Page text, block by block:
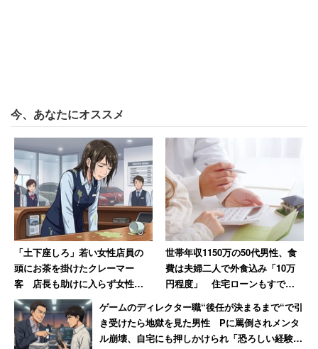
すでに達観の域に入った女子たちは、「30過ぎるとどうで
もよくなる」「いつも一人だから関係なく」といった戒め
も。 一人で”ケーキバイキング”やキタサンブラックが引退
するイブの”有馬記念が待ち遠しい馬女”など、クリぼっち
満喫派の声もあった。 【→詳しく見る】
3割の女子が「クリスマスに残業しても
OK」 残業を断る女子に冷たい声も
イブとクリスマスが平日だった2年前に遡ってみよう。ツ
今、あなたにオススメ
「土下座しろ」若い女性店員の
頭にお茶を掛けたクレーマー
客 店長も助けに入らず女性は
「もうこんな会社辞めてやる」
世帯年収1150万の50代男性、食
費は夫婦二人で外食込み「10万
円程度」 住宅ローンもすでに
ゲームのディレクター職“後任が決まるまで“で引
き受けたら地獄を見た男性 Pに罵倒されメンタ
ル崩壊、自宅にも押しかけられ「恐ろしい経験で